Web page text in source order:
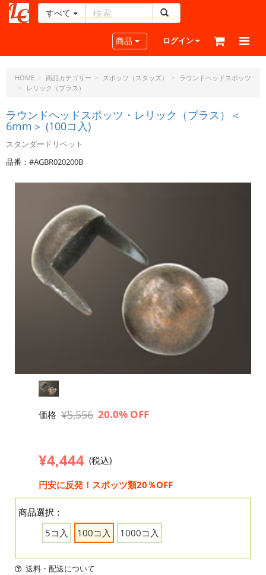
ー
ラ
フ
ド
ッ
ト・
ェ
ー
すべて
Toggle navigation
商品 ログイン
HOME 商品カテゴリー スポッツ（スタッズ）
ラウンドヘッドスポッツ
レリック（ブラス）
ラウンドヘッドスポッツ・レリック（ブラス）＜
6mm＞ (100コ入)
スタンダードリベット
品番：#AGBR020200B
価格 ¥5,556 20.0% OFF
¥4,444 (税込)
円安に反発！スポッツ類20％OFF
商品選択：
5コ入
100コ入 1000コ入
送料・配送について